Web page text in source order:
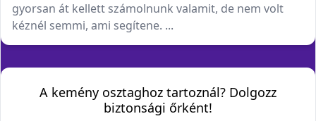
gyorsan át kellett számolnunk valamit, de nem volt
kéznél semmi, ami segítene. ...
A kemény osztaghoz tartoznál? Dolgozz
biztonsági őrként!